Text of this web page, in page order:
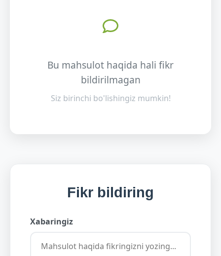
Bu mahsulot haqida hali fikr
bildirilmagan
Siz birinchi bo'lishingiz mumkin!
Fikr bildiring
Xabaringiz